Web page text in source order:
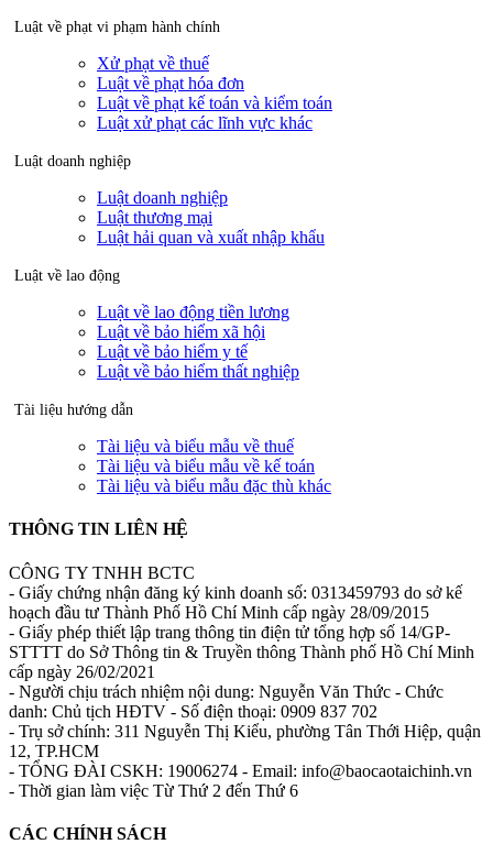
Luật về phạt vi phạm hành chính
Xử phạt về thuế
Luật về phạt hóa đơn
Luật về phạt kế toán và kiểm toán
Luật xử phạt các lĩnh vực khác
Luật doanh nghiệp
Luật doanh nghiệp
Luật thương mại
Luật hải quan và xuất nhập khẩu
Luật về lao động
Luật về lao động tiền lương
Luật về bảo hiểm xã hội
Luật về bảo hiểm y tế
Luật về bảo hiểm thất nghiệp
Tài liệu hướng dẫn
Tài liệu và biểu mẫu về thuế
Tài liệu và biểu mẫu về kế toán
Tài liệu và biểu mẫu đặc thù khác
THÔNG TIN LIÊN HỆ
CÔNG TY TNHH BCTC
- Giấy chứng nhận đăng ký kinh doanh số: 0313459793 do sở kế
hoạch đầu tư Thành Phố Hồ Chí Minh cấp ngày 28/09/2015
- Giấy phép thiết lập trang thông tin điện tử tổng hợp số 14/GP-
STTTT do Sở Thông tin & Truyền thông Thành phố Hồ Chí Minh
cấp ngày 26/02/2021
- Người chịu trách nhiệm nội dung: Nguyễn Văn Thức - Chức
danh: Chủ tịch HĐTV - Số điện thoại: 0909 837 702
- Trụ sở chính: 311 Nguyễn Thị Kiểu, phường Tân Thới Hiệp, quận
12, TP.HCM
- TỔNG ĐÀI CSKH: 19006274 - Email: info@baocaotaichinh.vn
- Thời gian làm việc Từ Thứ 2 đến Thứ 6
CÁC CHÍNH SÁCH